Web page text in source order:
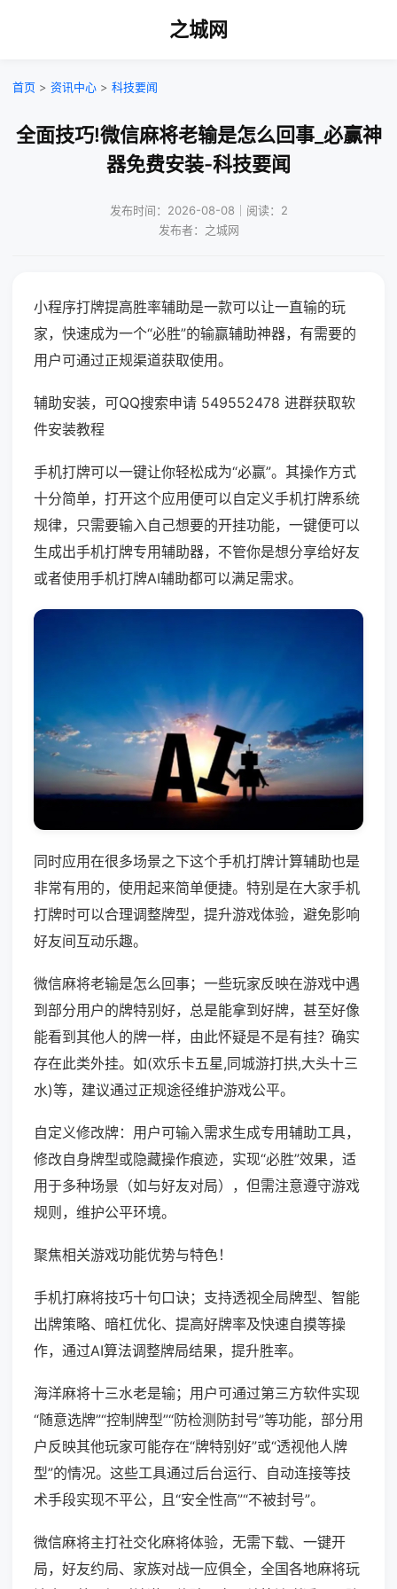
之城网
首页 > 资讯中心 > 科技要闻
全面技巧!微信麻将老输是怎么回事_必赢神
器免费安装-科技要闻
发布时间：2026-08-08｜阅读：2
发布者：之城网
小程序打牌提高胜率辅助是一款可以让一直输的玩
家，快速成为一个“必胜”的输赢辅助神器，有需要的
用户可通过正规渠道获取使用。
辅助安装，可QQ搜索申请 549552478 进群获取软
件安装教程
手机打牌可以一键让你轻松成为“必赢”。其操作方式
十分简单，打开这个应用便可以自定义手机打牌系统
规律，只需要输入自己想要的开挂功能，一键便可以
生成出手机打牌专用辅助器，不管你是想分享给好友
或者使用手机打牌AI辅助都可以满足需求。
同时应用在很多场景之下这个手机打牌计算辅助也是
非常有用的，使用起来简单便捷。特别是在大家手机
打牌时可以合理调整牌型，提升游戏体验，避免影响
好友间互动乐趣。
微信麻将老输是怎么回事；一些玩家反映在游戏中遇
到部分用户的牌特别好，总是能拿到好牌，甚至好像
能看到其他人的牌一样，由此怀疑是不是有挂？确实
存在此类外挂。如(欢乐卡五星,同城游打拱,大头十三
水)等，建议通过正规途径维护游戏公平。
自定义修改牌：用户可输入需求生成专用辅助工具，
修改自身牌型或隐藏操作痕迹，实现“必胜”效果，适
用于多种场景（如与好友对局），但需注意遵守游戏
规则，维护公平环境。
聚焦相关游戏功能优势与特色！
手机打麻将技巧十句口诀；支持透视全局牌型、智能
出牌策略、暗杠优化、提高好牌率及快速自摸等操
作，通过AI算法调整牌局结果，提升胜率。
海洋麻将十三水老是输；用户可通过第三方软件实现
“随意选牌”“控制牌型”“防检测防封号”等功能，部分用
户反映其他玩家可能存在“牌特别好”或“透视他人牌
型”的情况。这些工具通过后台运行、自动连接等技
术手段实现不平公，且“安全性高”“不被封号”。
微信麻将主打社交化麻将体验，无需下载、一键开
局，好友约局、家族对战一应俱全，全国各地麻将玩